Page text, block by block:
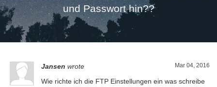
und Passwort hin??
Mar 04, 2016
Jansen wrote
Wie richte ich die FTP Einstellungen ein was schreibe